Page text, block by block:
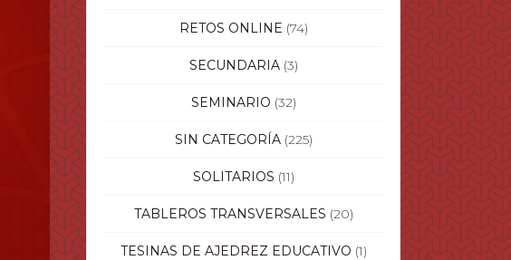
RETOS ONLINE (74)
SECUNDARIA(3)
SEMINARIO (32)
SIN CATEGORÍA(225)
SOLITARIOS (11)
TABLEROS TRANSVERSALES (20)
TESINAS DE AJEDREZ EDUCATIVO (1)